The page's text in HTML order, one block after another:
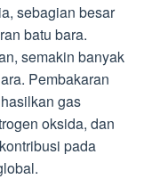
sebagian besar
batu bara.
semakin banyak
Pembakaran
gas
oksida, dan
pada